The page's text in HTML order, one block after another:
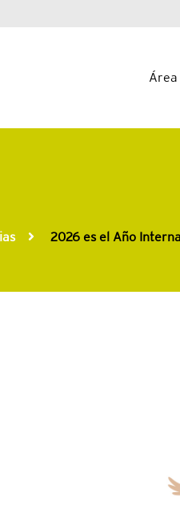
Área
2026 es el Año